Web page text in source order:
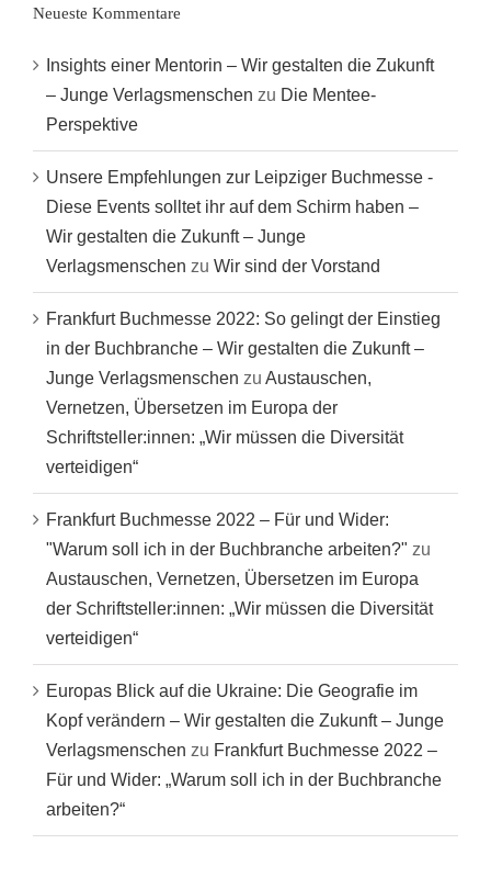
Neueste Kommentare
Insights einer Mentorin – Wir gestalten die Zukunft
– Junge Verlagsmenschen zu Die Mentee-
Perspektive
Unsere Empfehlungen zur Leipziger Buchmesse -
Diese Events solltet ihr auf dem Schirm haben –
Wir gestalten die Zukunft – Junge
Verlagsmenschen zu Wir sind der Vorstand
Frankfurt Buchmesse 2022: So gelingt der Einstieg
in der Buchbranche – Wir gestalten die Zukunft –
Junge Verlagsmenschen zu Austauschen,
Vernetzen, Übersetzen im Europa der
Schriftsteller:innen: „Wir müssen die Diversität
verteidigen“
Frankfurt Buchmesse 2022 – Für und Wider:
"Warum soll ich in der Buchbranche arbeiten?" zu
Austauschen, Vernetzen, Übersetzen im Europa
der Schriftsteller:innen: „Wir müssen die Diversität
verteidigen“
Europas Blick auf die Ukraine: Die Geografie im
Kopf verändern – Wir gestalten die Zukunft – Junge
Verlagsmenschen zu Frankfurt Buchmesse 2022 –
Für und Wider: „Warum soll ich in der Buchbranche
arbeiten?“